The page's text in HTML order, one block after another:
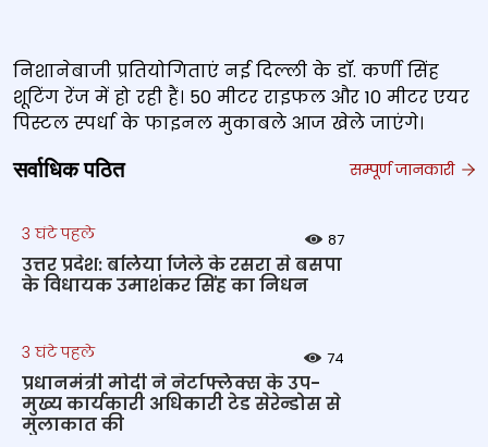
निशानेबाजी प्रतियोगिताएं नई दिल्ली के डॉ. कर्णी सिंह
शूटिंग रेंज में हो रही हैं। 50 मीटर राइफल और 10 मीटर एयर
पिस्टल स्पर्धा के फाइनल मुकाबले आज खेले जाएंगे।
सर्वाधिक पठित सम्पूर्ण जानकारी
3 घंटे पहले 87
उत्तर प्रदेश: बलिया जिले के रसरा से बसपा
के विधायक उमाशंकर सिंह का निधन
3 घंटे पहले 74
प्रधानमंत्री मोदी ने नेटफ्लिक्स के उप-
मुख्य कार्यकारी अधिकारी टेड सेरेन्डोस से
मुलाकात की